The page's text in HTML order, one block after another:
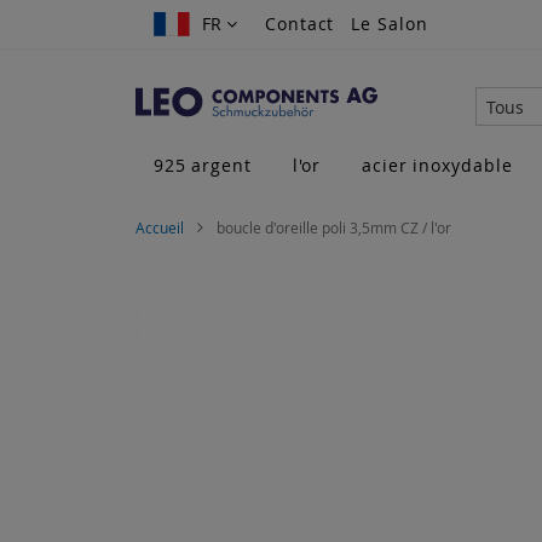
FR
FR Contact Le Salon
Tous
925 argent
l'or acier inoxydable
Accueil boucle d'oreille poli 3,5mm CZ / l'or